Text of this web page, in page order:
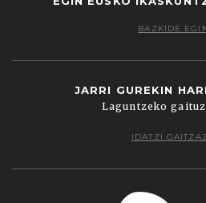
BAZKIDE
JARRI GUREKIN
Laguntzeko
IDATZI